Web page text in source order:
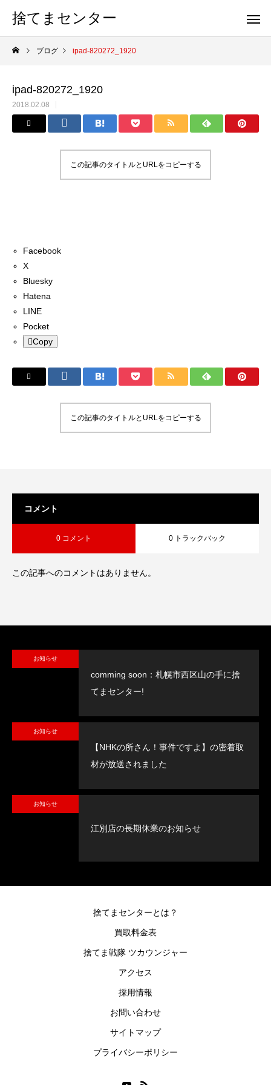
捨てまセンター
ブログ ipad-820272_1920
ipad-820272_1920
2018.02.08
この記事のタイトルとURLをコピーする
Facebook
X
Bluesky
Hatena
LINE
Pocket
Copy
この記事のタイトルとURLをコピーする
コメント
0 コメント 0 トラックバック
この記事へのコメントはありません。
お知らせ
comming soon：札幌市西区山の手に捨
てまセンター!
お知らせ
【NHKの所さん！事件ですよ】の密着取
材が放送されました
お知らせ
江別店の長期休業のお知らせ
捨てまセンターとは？
買取料金表
捨てま戦隊 ツカウンジャー
アクセス
採用情報
お問い合わせ
サイトマップ
プライバシーポリシー